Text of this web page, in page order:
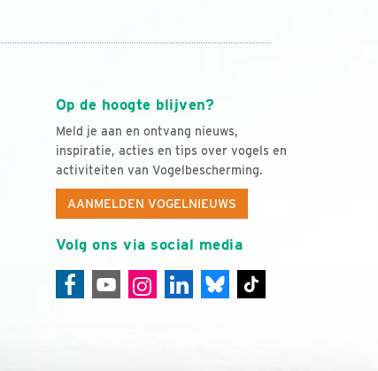
Op de hoogte blijven?
Meld je aan en ontvang nieuws,
inspiratie, acties en tips over vogels en
activiteiten van Vogelbescherming.
AANMELDEN VOGELNIEUWS
Volg ons via social media